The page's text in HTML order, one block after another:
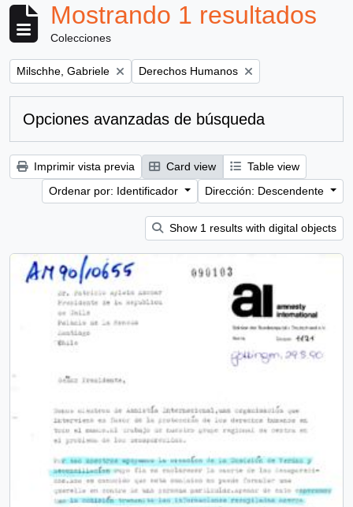
Mostrando 1 resultados
Colecciones
Remove filter:
Milschhe, Gabriele Remove filter:
Derechos Humanos
Opciones avanzadas de búsqueda
Imprimir vista previa Card view
Table view
Ordenar por: Identificador
Dirección: Descendente
Show 1 results with digital objects